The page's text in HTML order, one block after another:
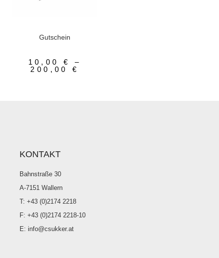
Gutschein
10,00€
–
200,00€
KONTAKT
Bahnstraße 30
A-7151 Wallern
T: +43 (0)2174 2218
F: +43 (0)2174 2218-10
E: info@csukker.at